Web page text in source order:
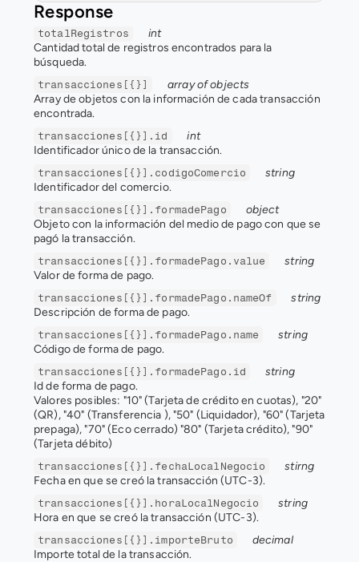
Response
totalRegistros
int
Cantidad total de registros encontrados para la
búsqueda.
transacciones[{}]
array of objects
Array de objetos con la información de cada transacción
encontrada.
transacciones[{}].id
int
Identificador único de la transacción.
transacciones[{}].codigoComercio
string
Identificador del comercio.
transacciones[{}].formadePago
object
Objeto con la información del medio de pago con que se
pagó la transacción.
transacciones[{}].formadePago.value
string
Valor de forma de pago.
transacciones[{}].formadePago.nameOf
string
Descripción de forma de pago.
transacciones[{}].formadePago.name
string
Código de forma de pago.
transacciones[{}].formadePago.id
string
Id de forma de pago.
Valores posibles: "10" (Tarjeta de crédito en cuotas), "20"
(QR), "40" (Transferencia ), "50" (Liquidador), "60" (Tarjeta
prepaga), "70" (Eco cerrado) "80" (Tarjeta crédito), "90"
(Tarjeta débito)
transacciones[{}].fechaLocalNegocio
stirng
Fecha en que se creó la transacción (UTC-3).
transacciones[{}].horaLocalNegocio
string
Hora en que se creó la transacción (UTC-3).
transacciones[{}].importeBruto
decimal
Importe total de la transacción.